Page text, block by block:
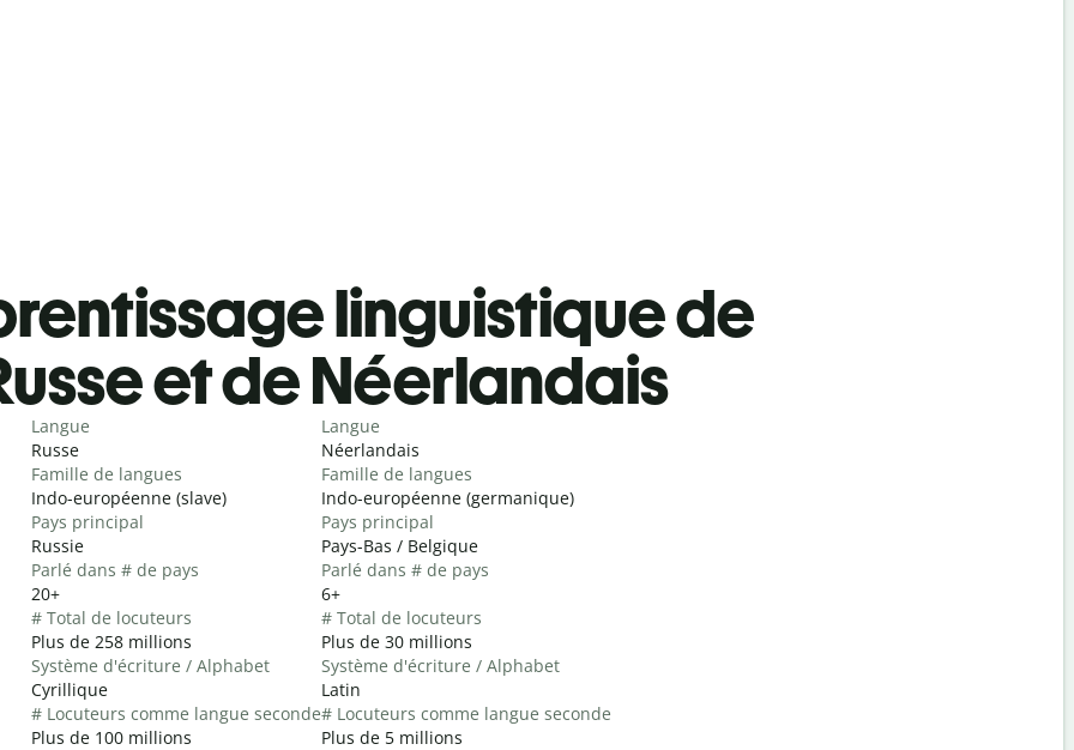
linguistique de
et de Néerlandais
Langue
Russe
Famille de langues
Indo-européenne (slave)
Pays principal
Russie
Parlé dans # de pays
20+
# Total de locuteurs
Plus de 258 millions
Système d'écriture / Alphabet
Cyrillique
# Locuteurs comme langue seconde
Plus de 100 millions
Langue
Néerlandais
Famille de langues
Indo-européenne (germanique)
Pays principal
Pays-Bas / Belgique
Parlé dans # de pays
6+
# Total de locuteurs
Plus de 30 millions
Système d'écriture / Alphabet
Latin
# Locuteurs comme langue seconde
Plus de 5 millions